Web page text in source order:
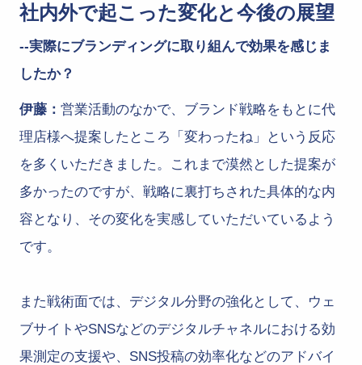
社内外で起こった変化と今後の展望
--実際にブランディングに取り組んで効果を感じま
したか？
伊藤： 営業活動のなかで、ブランド戦略をもとに代
理店様へ提案したところ「変わったね」という反応
を多くいただきました。これまで漠然とした提案が
多かったのですが、戦略に裏打ちされた具体的な内
容となり、その変化を実感していただいているよう
です。
また戦術面では、デジタル分野の強化として、ウェ
ブサイトやSNSなどのデジタルチャネルにおける効
果測定の支援や、SNS投稿の効率化などのアドバイ